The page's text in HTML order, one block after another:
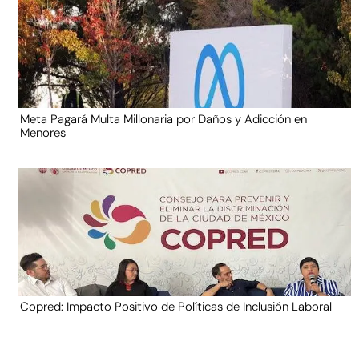
Meta Pagará Multa Millonaria por Daños y Adicción en
Menores
Copred: Impacto Positivo de Políticas de Inclusión Laboral